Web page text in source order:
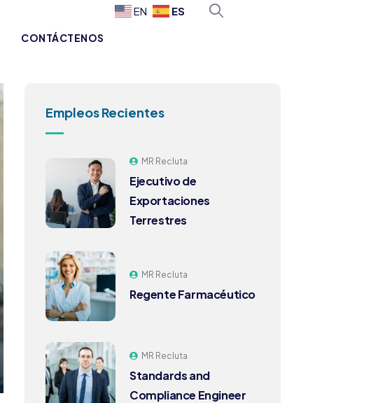
CONTÁCTENOS
EN ES
Empleos Recientes
MR Recluta
Ejecutivo de
Exportaciones
Terrestres
MR Recluta
Regente Farmacéutico
MR Recluta
Standards and
Compliance Engineer